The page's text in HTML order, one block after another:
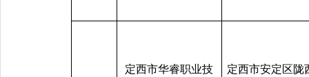
定西市华睿职业技
定西市安定区陇